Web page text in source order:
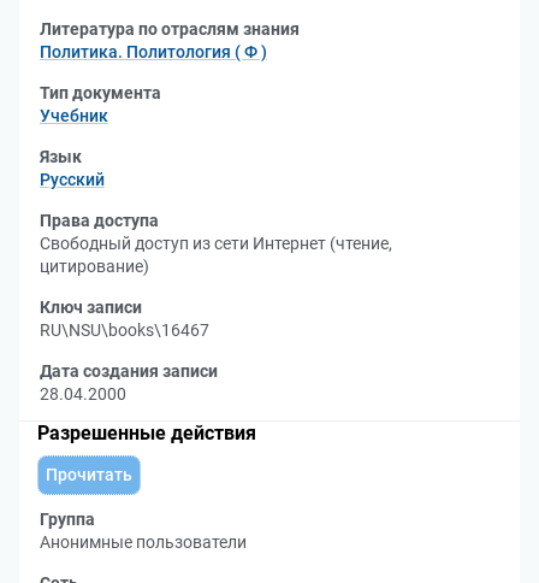
Литература по отраслям знания
Политика. Политология ( Ф )
Тип документа
Учебник
Язык
Русский
Права доступа
Свободный доступ из сети Интернет (чтение,
цитирование)
Ключ записи
RU\NSU\books\16467
Дата создания записи
28.04.2000
Разрешенные действия
Прочитать
Группа
Анонимные пользователи